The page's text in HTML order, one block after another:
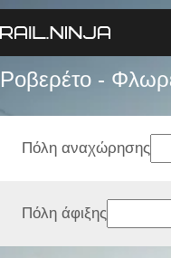
Ροβερέτο -
Πόλη αναχώρησης
Πόλη άφιξης